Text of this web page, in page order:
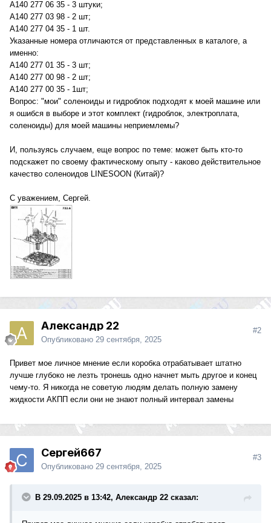
А140 277 06 35 - 3 штуки;
А140 277 03 98 - 2 шт;
А140 277 04 35 - 1 шт.
Указанные номера отличаются от представленных в каталоге, а
именно:
А140 277 01 35 - 3 шт;
А140 277 00 98 - 2 шт;
А140 277 00 35 - 1шт;
Вопрос: "мои" соленоиды и гидроблок подходят к моей машине или
я ошибся в выборе и этот комплект (гидроблок, электроплата,
соленоиды) для моей машины неприемлемы?
И, пользуясь случаем, еще вопрос по теме: может быть кто-то
подскажет по своему фактическому опыту - каково действительное
качество соленоидов LINESOON (Китай)?
С уважением, Сергей.
Александр 22
Опубликовано 29 сентября, 2025
#2
Привет мое личное мнение если коробка отрабатывает штатно
лучше глубоко не лезть тронешь одно начнет мыть другое и конец
чему-то. Я никогда не советую людям делать полную замену
жидкости АКПП если они не знают полный интервал замены
Сергей667
Опубликовано 29 сентября, 2025
#3
В 29.09.2025 в 13:42, Александр 22 сказал: